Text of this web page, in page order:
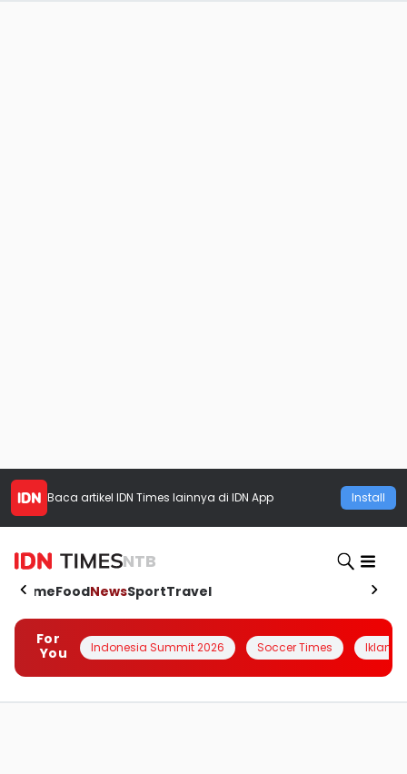
Baca artikel IDN Times lainnya di IDN App Install
NTB
HomeFoodNewsSportTravel
For
You
Indonesia Summit 2026 Soccer Times Iklanin